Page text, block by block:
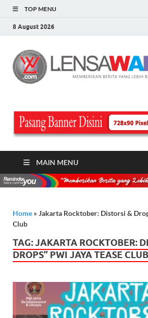
TOP MENU
8 August 2026
MAIN MENU
Home » Jakarta Rocktober: Distorsi &
Club
TAG:JAKARTA ROCKTOBER:
DROPS” PWI JAYA TEASE CLUB